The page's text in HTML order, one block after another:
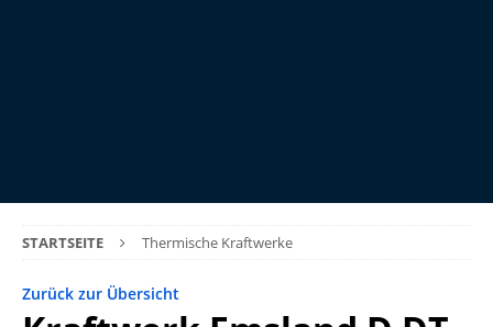
STARTSEITE Thermische Kraftwerke
Zurück zur Übersicht